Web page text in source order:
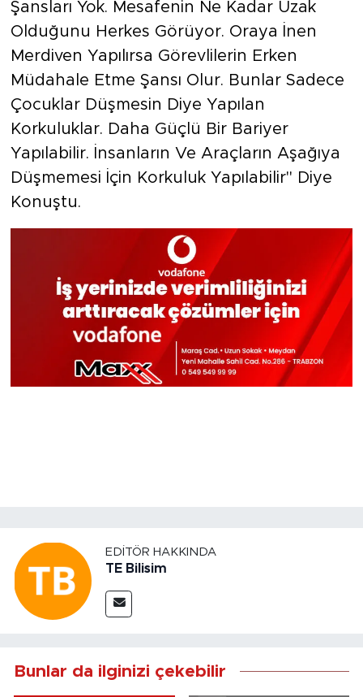
Şansları Yok. Mesafenin Ne Kadar Uzak
Olduğunu Herkes Görüyor. Oraya İnen
Merdiven Yapılırsa Görevlilerin Erken
Müdahale Etme Şansı Olur. Bunlar Sadece
Çocuklar Düşmesin Diye Yapılan
Korkuluklar. Daha Güçlü Bir Bariyer
Yapılabilir. İnsanların Ve Araçların Aşağıya
Düşmemesi İçin Korkuluk Yapılabilir" Diye
Konuştu.
EDITÖR HAKKINDA
TE Bilisim
Bunlar da ilginizi çekebilir